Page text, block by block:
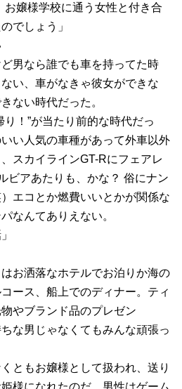
お嬢様学校に通う女性と付き合
でしょう」
ど男なら誰でも車を持ってた時
い、車がなきゃ彼女ができな
ない時代だった。
！”が当たり前的な時代だっ
い人気の車種があって外車以外
スカイラインGT-Rにフェアレ
アあたりも、かな？ 俗にナン
エコとか燃費いいとかが関係な
なんてありえない。
はお洒落なホテルでお泊りか海の
ース、船上でのディナー。ティ
やブランド品のプレゼン
な男じゃなくてもみんな頑張っ
ともお嬢様として扱われ、送り
様になれたのだ。男性はゲーム